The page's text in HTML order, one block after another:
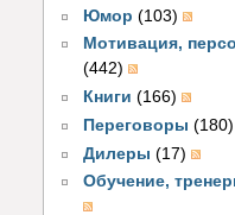
Юмор (103)
Мотивация,
(442)
Книги (166)
Переговоры (180)
Дилеры (17)
Обучение,